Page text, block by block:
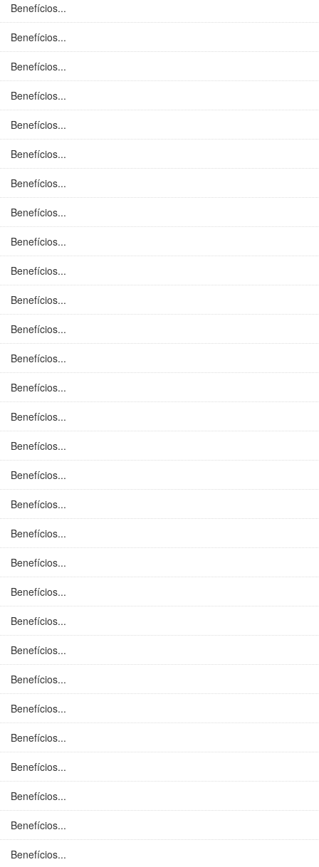
Benefícios...
Benefícios...
Benefícios...
Benefícios...
Benefícios...
Benefícios...
Benefícios...
Benefícios...
Benefícios...
Benefícios...
Benefícios...
Benefícios...
Benefícios...
Benefícios...
Benefícios...
Benefícios...
Benefícios...
Benefícios...
Benefícios...
Benefícios...
Benefícios...
Benefícios...
Benefícios...
Benefícios...
Benefícios...
Benefícios...
Benefícios...
Benefícios...
Benefícios...
Benefícios...